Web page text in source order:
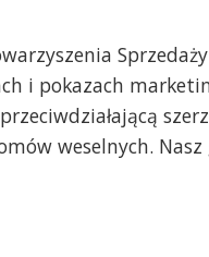
i pokazach
weselnych.